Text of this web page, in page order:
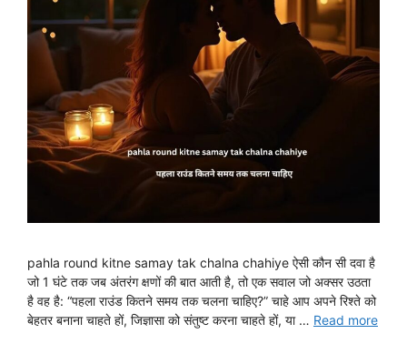
pahla round kitne samay tak chalna chahiye ऐसी कौन सी दवा है
जो 1 घंटे तक जब अंतरंग क्षणों की बात आती है, तो एक सवाल जो अक्सर उठता
है वह है: “पहला राउंड कितने समय तक चलना चाहिए?” चाहे आप अपने रिश्ते को
बेहतर बनाना चाहते हों, जिज्ञासा को संतुष्ट करना चाहते हों, या … Read more